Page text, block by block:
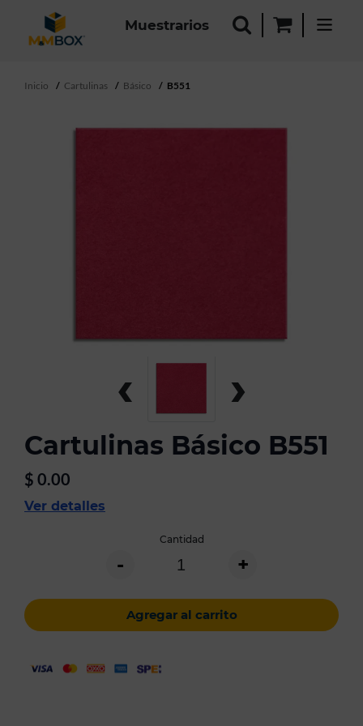
Muestrarios
Inicio Cartulinas Básico B551
‹ ›
Cartulinas Básico B551
$ 0.00
Ver detalles
Cantidad
- +
Agregar al carrito